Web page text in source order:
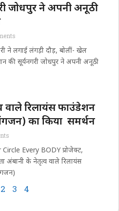
जोधपुर ने अपनी अनूठी
ने लगाई लंगड़ी दौड़, बोलीं- खेल
की सूर्यनगरी जोधपुर ने अपनी अनूठी
वाले रिलायंस फाउंडेशन
का किया समर्थन
Circle Every BODY प्रोजेक्ट,
अंबानी के नेतृत्व वाले रिलायंस
2 3 4